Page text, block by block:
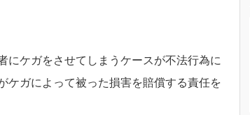
にケガをさせてしまうケースが不法行為に
ケガによって被った損害を賠償する責任を